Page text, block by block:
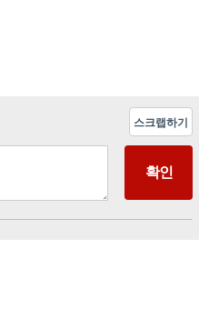
스크랩하기